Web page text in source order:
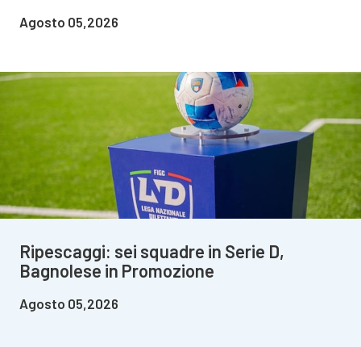
Agosto 05,2026
Ripescaggi: sei squadre in Serie D,
Bagnolese in Promozione
Agosto 05,2026